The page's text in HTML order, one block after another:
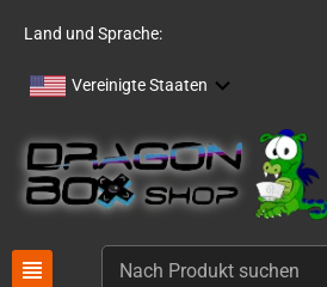
Land und Sprache:
Vereinigte Staaten
view_headline